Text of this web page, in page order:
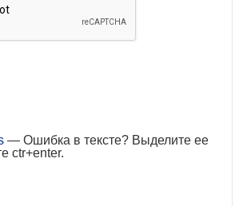
— Ошибка в тексте? Выделите ее
ctr+enter.